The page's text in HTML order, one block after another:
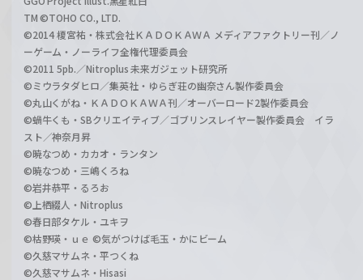
TM ©TOHO CO., LTD.
©2014 榎宮祐・株式会社ＫＡＤＯＫＡＷＡ メディアファクトリー刊／ノ
ーゲーム・ノーライフ全権代理委員会
©2011 5pb.／Nitroplus 未来ガジェット研究所
©ミウラタダヒロ／集英社・ゆらぎ荘の幽奈さん製作委員会
©丸山くがね・ＫＡＤＯＫＡＷＡ刊／オーバーロード2製作委員会
©蝸牛くも・SBクリエイティブ／ゴブリンスレイヤー製作委員会 イラ
スト／神奈月昇
©暁なつめ・カカオ・ランタン
©暁なつめ・三嶋くろね
©岩井恭平・るろお
©上栖綴人・Nitroplus
©春日部タケル・ユキヲ
©枯野瑛・ｕｅ ©気がつけば毛玉・かにビーム
©久慈マサムネ・平つくね
©久慈マサムネ・Hisasi